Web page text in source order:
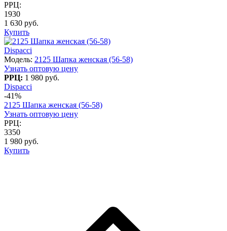
РРЦ:
1930
1 630 руб.
Купить
Dispacci
Модель: 2125 Шапка женская (56-58)
Узнать оптовую цену
РРЦ: 1 980 руб.
Dispacci
-41%
2125 Шапка женская (56-58)
Узнать оптовую цену
РРЦ:
3350
1 980 руб.
Купить